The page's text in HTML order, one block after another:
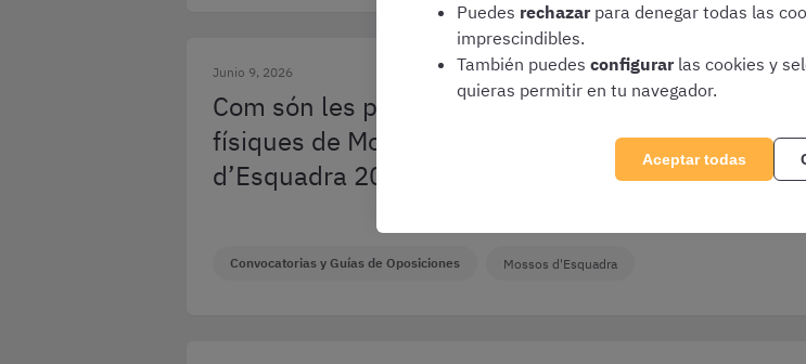
Junio 9, 2026
Com són les proves
físiques de Mossos
d’Esquadra 2026?
Descobreix les claus de les proves
exercici, quines marques
preparar-les.
Convocatorias y Guías de Oposiciones Mossos d'Esquadra
Puedes rechazar para denegar todas las
imprescindibles.
También puedes configurar las cookies y
quieras permitir en tu navegador.
Aceptar todas